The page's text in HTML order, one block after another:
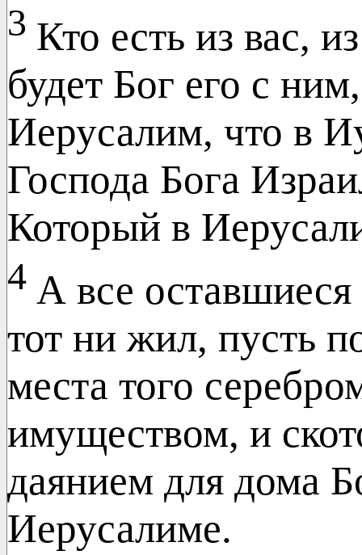
3 Кто есть из вас,
будет Бог его с
Иерусалим, что в
Господа Бога
Который в
4 А все оставшиеся
тот ни жил, пусть
места того
имуществом, и
даянием для дома
Иерусалиме.